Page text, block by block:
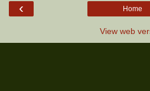
‹ Home
View web